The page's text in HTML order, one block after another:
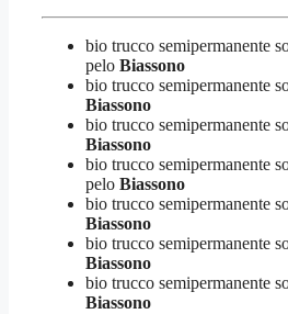
bio trucco semipermanente
pelo Biassono
bio trucco semipermanente
Biassono
bio trucco semipermanente
Biassono
bio trucco semipermanente
pelo Biassono
bio trucco semipermanente
Biassono
bio trucco semipermanente
Biassono
bio trucco semipermanente
Biassono